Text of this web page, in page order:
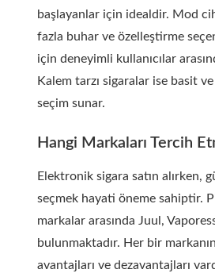
başlayanlar için idealdir. Mod
fazla buhar ve özelleştirme
için deneyimli kullanıcılar
Kalem tarzı sigaralar ise basit
seçim sunar.
Hangi Markaları Tercih
Elektronik sigara satın alırken,
seçmek hayati öneme sahiptir.
markalar arasında Juul,
bulunmaktadır. Her bir
avantajları ve dezavantajları